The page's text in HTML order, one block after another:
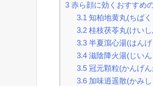
3 赤ら顔に効くおすすめ
3.1 知柏地黄丸(ちば
3.2桂枝茯苓丸(けいし
3.3半夏瀉心湯(はん
3.4滋陰降火湯(じい
3.5冠元顆粒(かんげ
3.6加味逍遥散(かみ